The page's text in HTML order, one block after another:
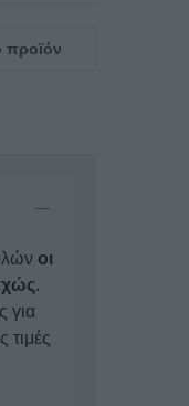
προϊόν
οι
.
για
τιμές